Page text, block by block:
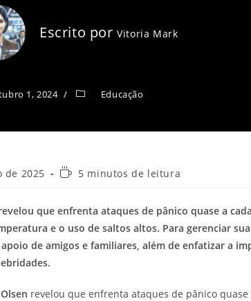
Escrito porVitoria Mark
1, 2024 Educação
de 2025
Tempo5 minutos de leitura
que enfrenta ataques de pânico quase a
e o uso de saltos altos. Para gerenciar
de amigos e familiares, além de enfatizar a
revelou que enfrenta ataques de pânico